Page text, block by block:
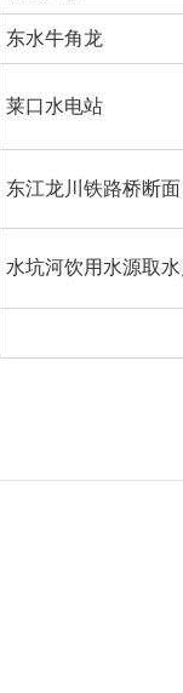
东水牛角龙
莱口水电站
东江龙川铁路桥断面
水坑河饮用水源取